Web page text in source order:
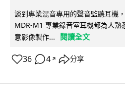
談到專業混音專用的聲音監聽耳機
MDR-M1 專業錄音室耳機都為人熟
意影像製作...
閱讀全文
36 4 ↗ 分享